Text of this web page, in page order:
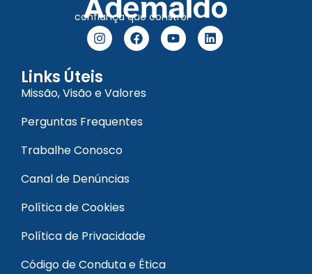
confiança que constrói
Links Úteis
Missão, Visão e Valores
Perguntas Frequentes
Trabalhe Conosco
Canal de Denúncias
Política de Cookies
Política de Privacidade
Código de Conduta e Ética